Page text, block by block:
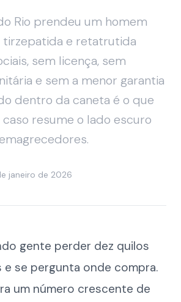
Rio prendeu um homem
tirzepatida e retatrutida
sem licença, sem
e sem a menor garantia
dentro da caneta é o que
caso resume o lado escuro
janeiro de 2026
gente perder dez quilos
e se pergunta onde compra.
um número crescente de